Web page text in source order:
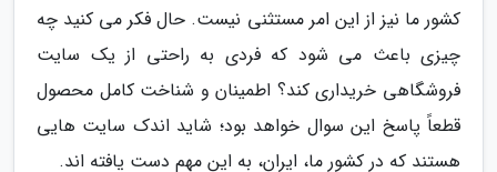
کشور ما نیز از این امر مستثنی نیست. حال فکر می کنید چه
چیزی باعث می شود که فردی به راحتی از یک سایت
فروشگاهی خریداری کند؟ اطمینان و شناخت کامل محصول
قطعاً پاسخ این سوال خواهد بود؛ شاید اندک سایت هایی
هستند که در کشور ما، ایران، به این مهم دست یافته اند.